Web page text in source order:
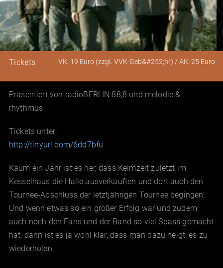
Tickets VK: 19 Euro (zzgl. VVK-Geb&#252;hr) / AK: 25 Euro
Präsentiert von radioBERLIN 88,8 und melodie &
rhythmus
Tickets unter:
http://tinyurl.com/6dd7bfu
Kaum ein Jahr ist es her, dass Keimzeit zuletzt im
Kesselhaus die Halle ausverkauften und dort auch den
Tournee-Abschluss der letztjährigen Tournee begingen.
Und wenn etwas so ein großer Erfolg war und zudem
auch noch den Fans und der Band so viel Spass gemacht
hat, dann ist es ja wohl klar, dass man dazu neigt, es zu
wiederholen...